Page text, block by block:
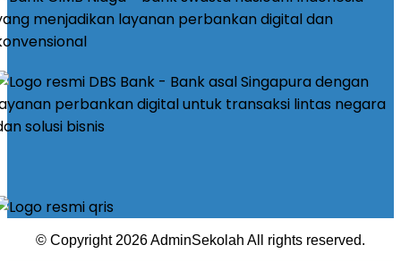
© Copyright 2026 AdminSekolah All rights reserved.